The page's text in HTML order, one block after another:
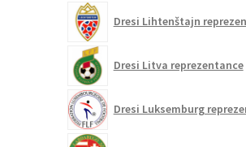
Dresi Lihtenštajn
Dresi Litva reprezentance
Dresi Luksemburg